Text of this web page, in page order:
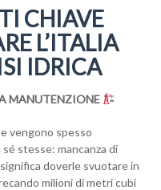
CHIAVE
L’ITALIA
IDRICA
MANUTENZIONE
vengono spesso
stesse: mancanza di
doverle svuotare in
milioni di metri cubi